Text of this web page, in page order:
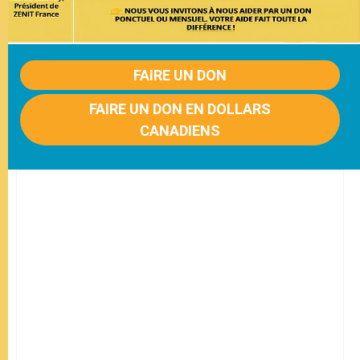
FAIRE UN DON
FAIRE UN DON EN DOLLARS
CANADIENS